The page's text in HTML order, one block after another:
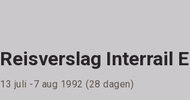
Reisverslag Interrail
13 juli -7 aug 1992 (28 dagen)